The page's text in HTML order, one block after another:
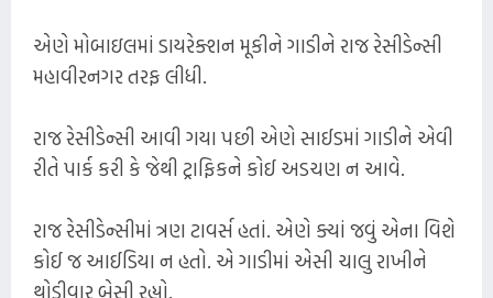
એણે મોબાઇલમાં ડાયરેક્શન મૂકીને ગાડીને રાજ રેસીડેન્સી
મહાવીરનગર તરફ લીધી.
રાજ રેસીડેન્સી આવી ગયા પછી એણે સાઈડમાં ગાડીને એવી
રીતે પાર્ક કરી કે જેથી ટ્રાફિકને કોઈ અડચણ ન આવે.
રાજ રેસીડેન્સીમાં ત્રણ ટાવર્સ હતાં. એણે ક્યાં જવું એના વિશે
કોઈ જ આઈડિયા ન હતો. એ ગાડીમાં એસી ચાલુ રાખીને
થોડીવાર બેસી રહ્યો.